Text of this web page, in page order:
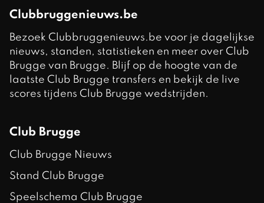
Clubbruggenieuws.be
Bezoek Clubbruggenieuws.be voor je dagelijkse
nieuws, standen, statistieken en meer over Club
Brugge van Brugge. Blijf op de hoogte van de
laatste Club Brugge transfers en bekijk de live
scores tijdens Club Brugge wedstrijden.
Club Brugge
Club Brugge Nieuws
Stand Club Brugge
Speelschema Club Brugge